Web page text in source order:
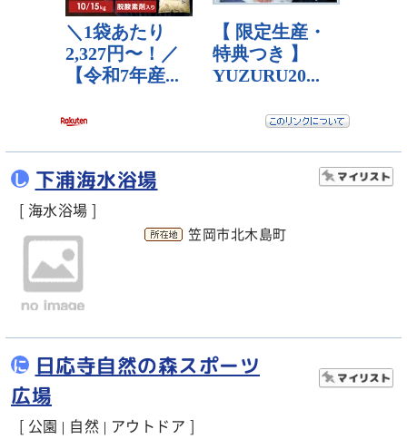
し 下浦海水浴場
[ 海水浴場 ]
笠岡市北木島町
に 日応寺自然の森スポーツ
広場
[ 公園 自然 アウトドア ]